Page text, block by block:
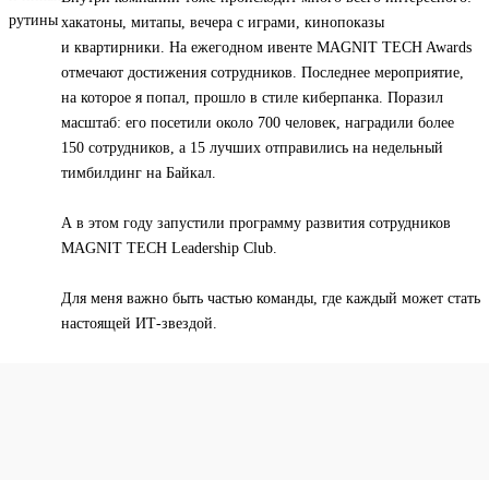
хакатоны, митапы, вечера с играми, кинопоказы
и квартирники. На ежегодном ивенте MAGNIT TECH Awards
отмечают достижения сотрудников. Последнее мероприятие,
на которое я попал, прошло в стиле киберпанка. Поразил
масштаб: его посетили около 700 человек, наградили более
150 сотрудников, а 15 лучших отправились на недельный
тимбилдинг на Байкал.
А в этом году запустили программу развития сотрудников
MAGNIT TECH Leadership Club.
Для меня важно быть частью команды, где каждый может стать
настоящей ИТ-звездой.